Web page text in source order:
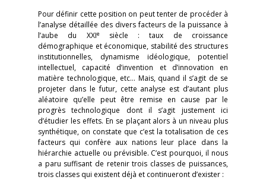
Pour définir cette position on peut tenter de procéder à
l’analyse détaillée des divers facteurs de la puissance à
l’aube du XXIesiècle : taux de croissance
démographique et économique, stabilité des structures
institutionnelles, dynamisme idéologique, potentiel
intellectuel, capacité d’invention et d’innovation en
matière technologique, etc… Mais, quand il s’agit de se
projeter dans le futur, cette analyse est d’autant plus
aléatoire qu’elle peut être remise en cause par le
progrès technologique dont il s’agit justement ici
d’étudier les effets. En se plaçant alors à un niveau plus
synthétique, on constate que c’est la totalisation de ces
facteurs qui confère aux nations leur place dans la
hiérarchie actuelle ou prévisible. C’est pourquoi, il nous
a paru suffisant de retenir trois classes de puissances,
trois classes qui existent déjà et continueront d’exister :